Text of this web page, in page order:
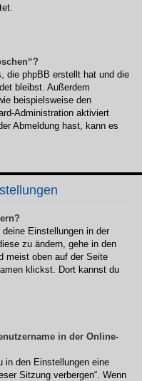
die phpBB erstellt hat und die
bleibst. Außerdem
beispielsweise den
Administration aktiviert
Abmeldung hast, kann es
Einstellungen in der
zu ändern, gehe in den
meist oben auf der Seite
klickst. Dort kannst du
in der Online-
in den Einstellungen eine
Sitzung verbergen“. Wenn